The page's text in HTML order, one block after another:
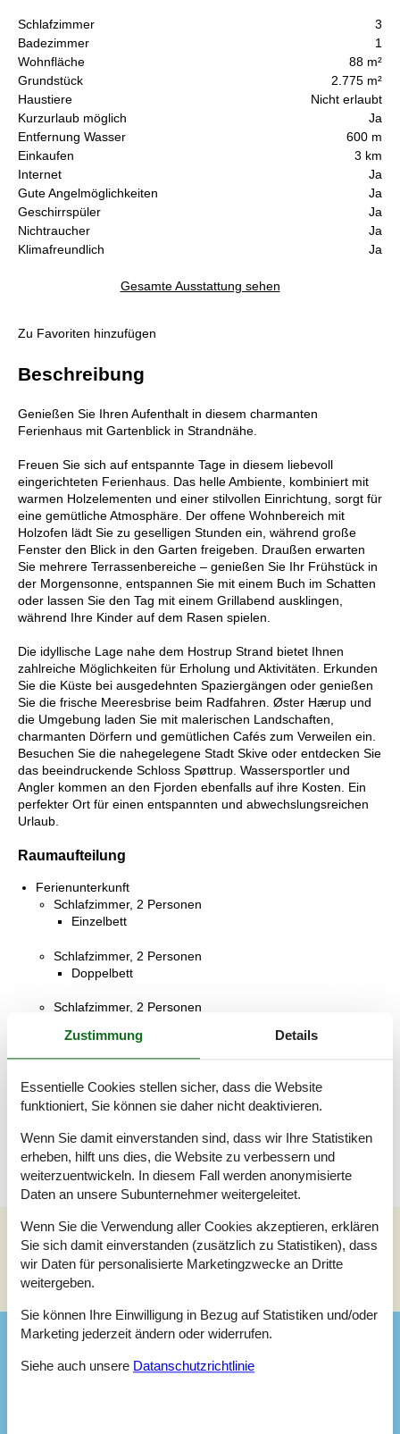
Schlafzimmer
3
Badezimmer
1
Wohnfläche
88 m²
Grundstück
2.775 m²
Haustiere
Nicht erlaubt
Kurzurlaub möglich
Ja
Entfernung Wasser
600 m
Einkaufen
3 km
Internet
Ja
Gute Angelmöglichkeiten
Ja
Geschirrspüler
Ja
Nichtraucher
Ja
Klimafreundlich
Ja
Gesamte Ausstattung sehen
Zu Favoriten hinzufügen
Beschreibung
Genießen Sie Ihren Aufenthalt in diesem charmanten
Ferienhaus mit Gartenblick in Strandnähe.
Freuen Sie sich auf entspannte Tage in diesem liebevoll
eingerichteten Ferienhaus. Das helle Ambiente, kombiniert mit
warmen Holzelementen und einer stilvollen Einrichtung, sorgt für
eine gemütliche Atmosphäre. Der offene Wohnbereich mit
Holzofen lädt Sie zu geselligen Stunden ein, während große
Fenster den Blick in den Garten freigeben. Draußen erwarten
Sie mehrere Terrassenbereiche – genießen Sie Ihr Frühstück in
der Morgensonne, entspannen Sie mit einem Buch im Schatten
oder lassen Sie den Tag mit einem Grillabend ausklingen,
während Ihre Kinder auf dem Rasen spielen.
Die idyllische Lage nahe dem Hostrup Strand bietet Ihnen
zahlreiche Möglichkeiten für Erholung und Aktivitäten. Erkunden
Sie die Küste bei ausgedehnten Spaziergängen oder genießen
Sie die frische Meeresbrise beim Radfahren. Øster Hærup und
die Umgebung laden Sie mit malerischen Landschaften,
charmanten Dörfern und gemütlichen Cafés zum Verweilen ein.
Besuchen Sie die nahegelegene Stadt Skive oder entdecken Sie
das beeindruckende Schloss Spøttrup. Wassersportler und
Angler kommen an den Fjorden ebenfalls auf ihre Kosten. Ein
perfekter Ort für einen entspannten und abwechslungsreichen
Urlaub.
Raumaufteilung
Ferienunterkunft
Schlafzimmer, 2 Personen
Einzelbett
Schlafzimmer, 2 Personen
Doppelbett
Schlafzimmer, 2 Personen
Badezimmer
Terrasse
Siehe Häuser nebenan
Sonnenstand über dem gewählten Objekt
Ausstattung
Zustimmung Details
Essentielle Cookies stellen sicher, dass die Website
funktioniert, Sie können sie daher nicht deaktivieren.
Wenn Sie damit einverstanden sind, dass wir Ihre Statistiken
erheben, hilft uns dies, die Website zu verbessern und
weiterzuentwickeln. In diesem Fall werden anonymisierte
Daten an unsere Subunternehmer weitergeleitet.
Wenn Sie die Verwendung aller Cookies akzeptieren, erklären
Sie sich damit einverstanden (zusätzlich zu Statistiken), dass
wir Daten für personalisierte Marketingzwecke an Dritte
weitergeben.
Sie können Ihre Einwilligung in Bezug auf Statistiken und/oder
Marketing jederzeit ändern oder widerrufen.
Siehe auch unsere Datanschutzrichtlinie